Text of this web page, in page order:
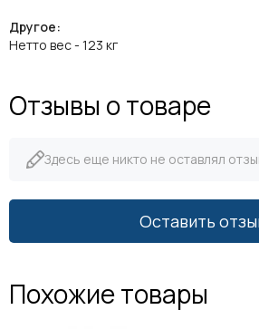
Другое:
Нетто вес - 123 кг
Отзывы о товаре
Здесь еще никто не оставлял
Оставить
Похожие товары